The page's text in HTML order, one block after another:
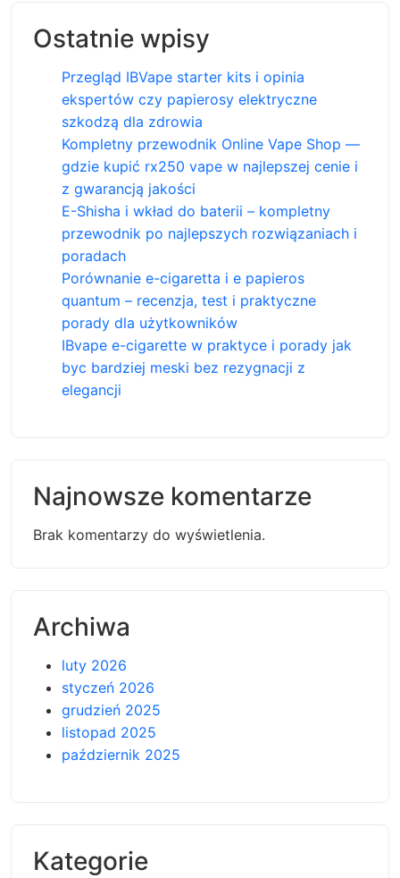
Ostatnie wpisy
Przegląd IBVape starter kits i opinia
ekspertów czy papierosy elektryczne
szkodzą dla zdrowia
Kompletny przewodnik Online Vape Shop —
gdzie kupić rx250 vape w najlepszej cenie i
z gwarancją jakości
E-Shisha i wkład do baterii – kompletny
przewodnik po najlepszych rozwiązaniach i
poradach
Porównanie e-cigaretta i e papieros
quantum – recenzja, test i praktyczne
porady dla użytkowników
IBvape e-cigarette w praktyce i porady jak
byc bardziej meski bez rezygnacji z
elegancji
Najnowsze komentarze
Brak komentarzy do wyświetlenia.
Archiwa
luty 2026
styczeń 2026
grudzień 2025
listopad 2025
październik 2025
Kategorie